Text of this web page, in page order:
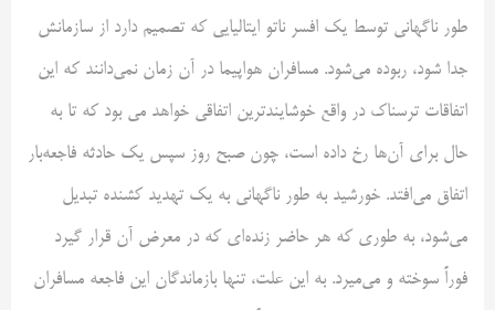
طور ناگهانی توسط یک افسر ناتو ایتالیایی که تصمیم دارد از سازمانش
جدا شود، ربوده می‌شود. مسافران هواپیما در آن زمان نمی‌دانند که این
اتفاقات ترسناک در واقع خوشایندترین اتفاقی خواهد می بود که تا به
حال برای آن‌ها رخ داده است، چون صبح روز سپس یک حادثه فاجعه‌بار
اتفاق می‌افتد. خورشید به طور ناگهانی به یک تهدید کشنده تبدیل
می‌شود، به طوری که هر حاضر زنده‌ای که در معرض آن قرار گیرد
فوراً سوخته و می‌میرد. به این علت، تنها بازماندگان این فاجعه مسافران